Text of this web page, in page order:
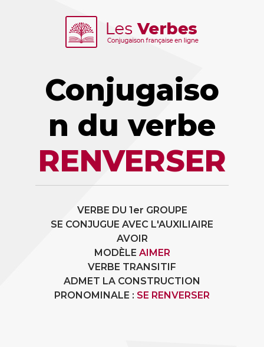
Conjugaiso
n du verbe
RENVERSER
VERBE DU 1er GROUPE
SE CONJUGUE AVEC L'AUXILIAIRE
AVOIR
MODÈLE AIMER
VERBE TRANSITIF
ADMET LA CONSTRUCTION
PRONOMINALE : SE RENVERSER